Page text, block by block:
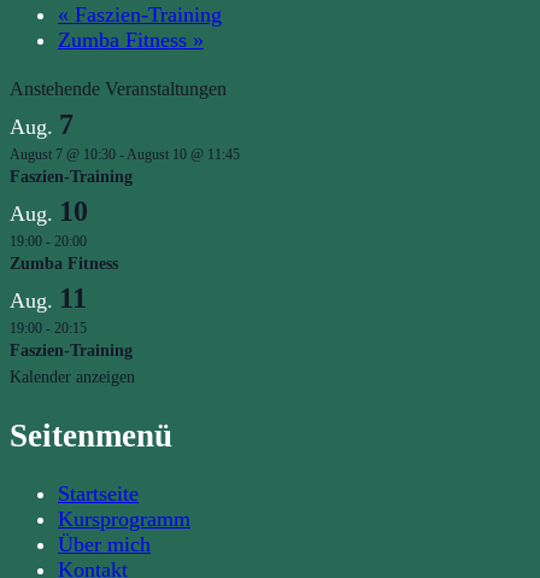
« Faszien-Training
Zumba Fitness »
Anstehende Veranstaltungen
Aug. 7
August 7 @ 10:30 - August 10 @ 11:45
Faszien-Training
Aug. 10
19:00 - 20:00
Zumba Fitness
Aug. 11
19:00 - 20:15
Faszien-Training
Kalender anzeigen
Seitenmenü
Startseite
Kursprogramm
Über mich
Kontakt